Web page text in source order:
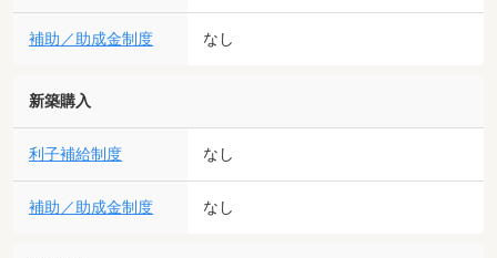
補助／助成金制度 なし
新築購入
利子補給制度 なし
補助／助成金制度 なし